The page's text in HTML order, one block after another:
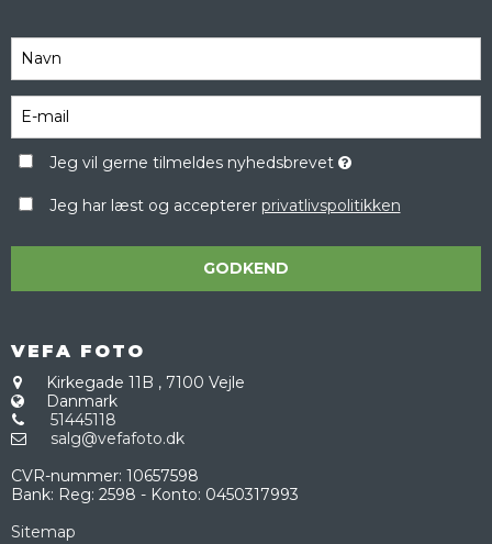
Jeg vil gerne tilmeldes nyhedsbrevet
Jeg har læst og accepterer privatlivspolitikken
GODKEND
VEFA FOTO
Kirkegade 11B , 7100 Vejle
Danmark
51445118
salg@vefafoto.dk
CVR-nummer: 10657598
Bank: Reg: 2598 - Konto: 0450317993
Sitemap